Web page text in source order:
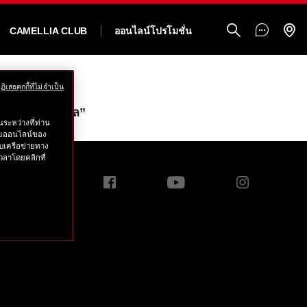
CAMELLIA CLUB ออนไลน์โปรโมชั่น
ที่ได้รับรางวัล”
ระหว่างที่ท่าน
ออนไลน์ของ
ครือข่ายทาง
ลาโดยคลิกที่
เสธคุกกี้ที่ไม่จำเป็น